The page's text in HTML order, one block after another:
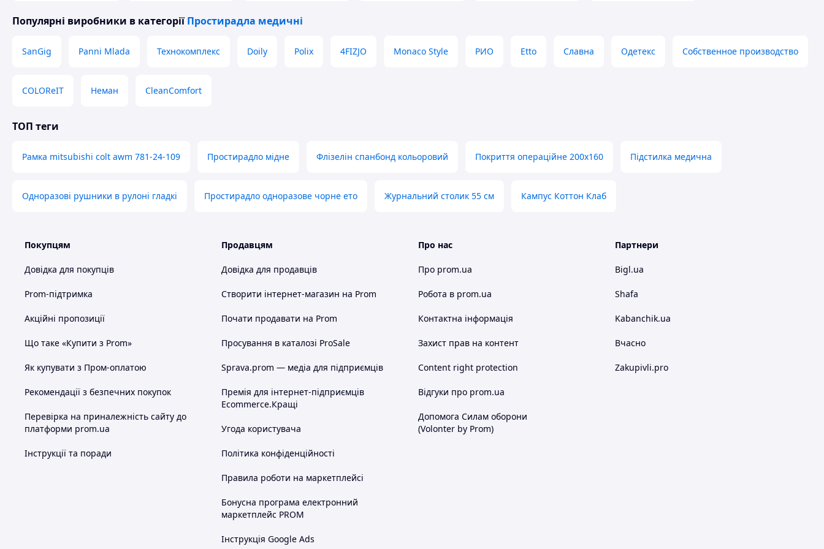
Популярні виробники в категорії Простирадла медичні
SanGig Panni Mlada Технокомплекс Doily Polix 4FIZJO Monaco Style РИО Etto Славна Одетекс Собственное производство
COLOReIT Неман CleanComfort
ТОП теги
Рамка mitsubishi colt awm 781-24-109 Простирадло мідне Флізелін спанбонд кольоровий Покриття операційне 200х160 Підстилка медична
Одноразові рушники в рулоні гладкі Простирадло одноразове чорне ето Журнальний столик 55 см Кампус Коттон Клаб
Покупцям
Довідка для покупців
Prom-підтримка
Акційні пропозиції
Що таке «Купити з Prom»
Як купувати з Пром-оплатою
Рекомендації з безпечних покупок
Перевірка на приналежність сайту до
платформи prom.ua
Інструкції та поради
Продавцям
Довідка для продавців
Створити інтернет-магазин на Prom
Почати продавати на Prom
Просування в каталозі ProSale
Sprava.prom — медіа для підприємців
Премія для інтернет-підприємців
Ecommerce.Кращі
Угода користувача
Політика конфіденційності
Правила роботи на маркетплейсі
Бонусна програма електронний
маркетплейс PROM
Інструкція Google Ads
Про нас
Про prom.ua
Робота в prom.ua
Контактна інформація
Захист прав на контент
Content right protection
Відгуки про prom.ua
Допомога Силам оборони
(Volonter by Prom)
Партнери
Bigl.ua
Shafa
Kabanchik.ua
Вчасно
Zakupivli.pro